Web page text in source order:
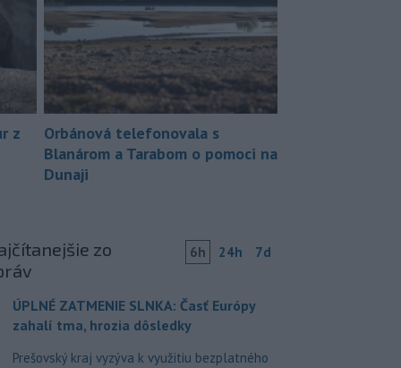
z
Orbánová telefonovala s
Blanárom a Tarabom o pomoci na
Dunaji
zo
6h 24h 7d
ÚPLNÉ ZATMENIE SLNKA: Časť Európy
zahalí tma, hrozia dôsledky
Prešovský kraj vyzýva k využitiu bezplatného